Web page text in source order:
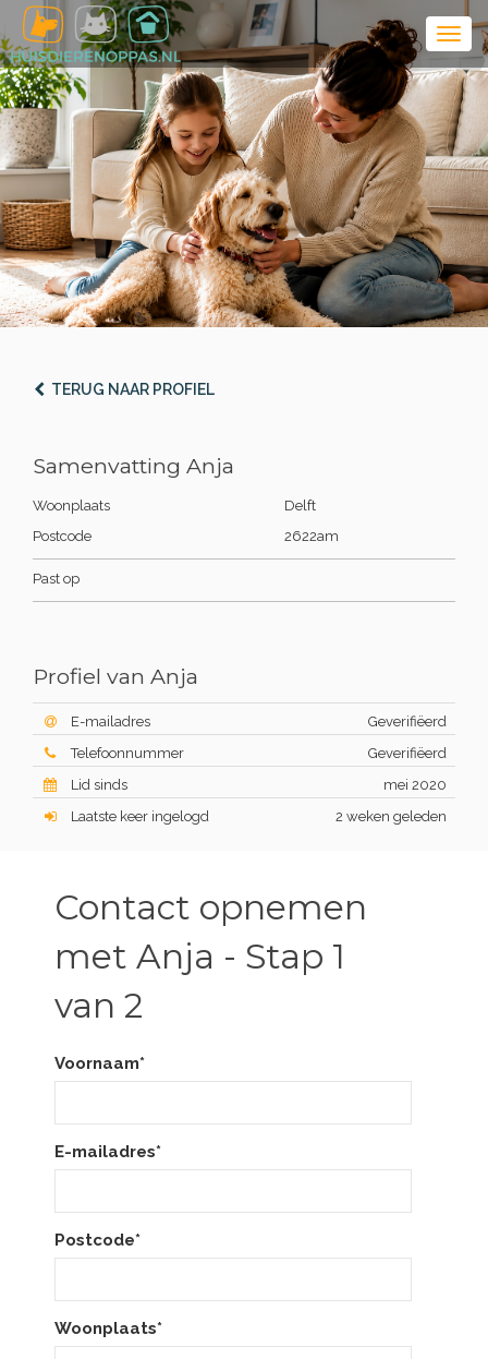
TERUG NAAR PROFIEL
Samenvatting Anja
Woonplaats
Delft
Postcode
2622am
Past op
Profiel van Anja
E-mailadres
Geverifiëerd
Telefoonnummer
Geverifiëerd
Lid sinds
mei 2020
Laatste keer ingelogd
2 weken geleden
Contact opnemen
met Anja - Stap 1
van 2
Voornaam*
E-mailadres*
Postcode*
Woonplaats*